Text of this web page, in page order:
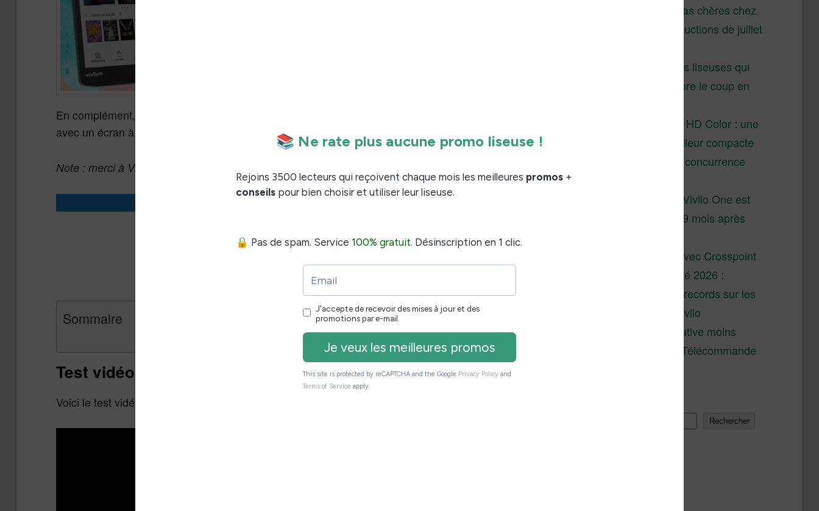
En complément, l’entreprise basée dans la ville de Lyon, vient de sortir une liseuse plus grande
avec un écran à encre électronique couleur Kaleido 3 de 7.8 pouces : la
Vivlio InkPad Color 3
Note : merci à Vivlio pour m’avoir envoyé cette liseuse afin que j’en réalise le test complet.
Acheter la Vivlio Inkpad Color 3
Vivlio Inkpad Color 3 chez Cultura (voir l’offre)
Vivlio Inkpad Color 3 chez Boulanger (voir l’offre)
Sommaire
Test vidéo de la liseuse Vivlio Inkpad Color 3
Voici le test vidéo de la liseuse :
Liseuses pas chères chez
Vivlio – réductions de juillet
3 anciennes liseuses qui
valent encore le coup en
Vivlio Light HD Color : une
liseuse couleur compacte
à prix défiant toute concurrence
La liseuse Vivlio One est
un succès 9 mois après
XTEINK X4 : test avec Crosspoint
Soldes d’été 2026 :
réductions records sur les
liseuses Kobo et Vivlio
Une alternative moins
chère à la Télécommande
Rechercher